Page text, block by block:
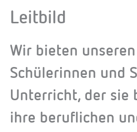
Leitbild
Wir bieten unseren
Schülerinnen und
Unterricht, der sie
ihre beruflichen